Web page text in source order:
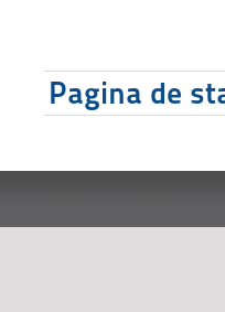
Pagina de